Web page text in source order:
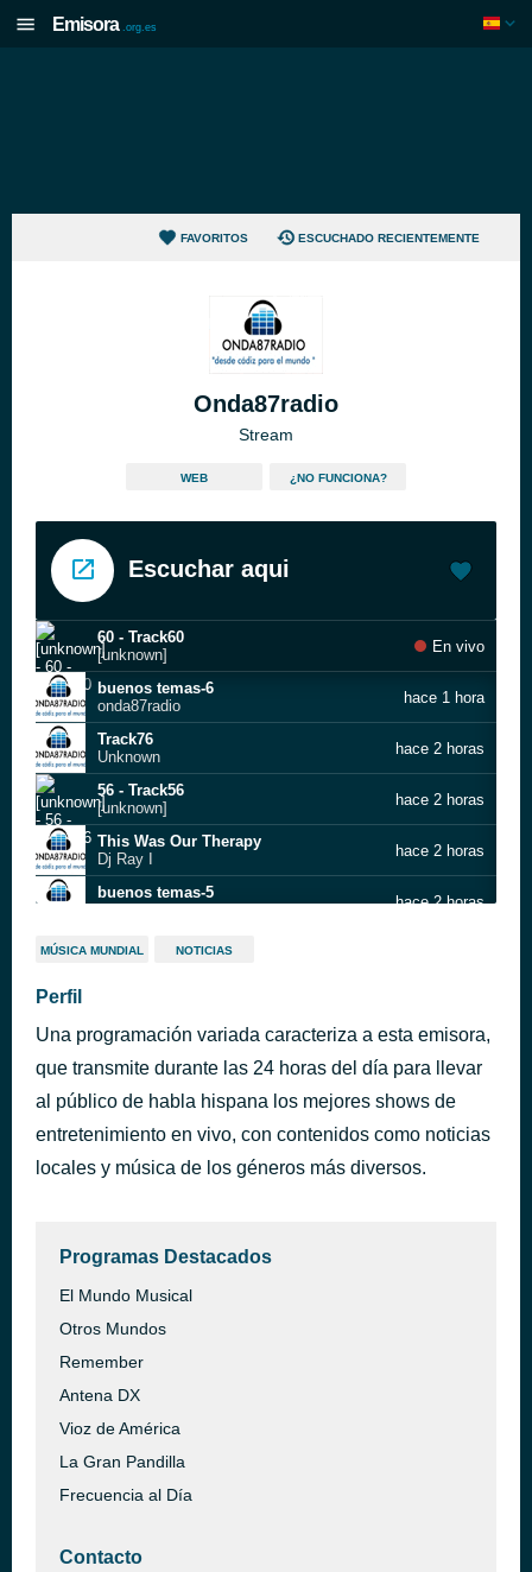
Emisora .org.es
FAVORITOS ESCUCHADO RECIENTEMENTE
Onda87radio
Stream
WEB ¿NO FUNCIONA?
Escuchar aqui
60 - Track60
[unknown]
En vivo
buenos temas-6
onda87radio
hace 1 hora
Track76
Unknown
hace 2 horas
56 - Track56
[unknown]
hace 2 horas
This Was Our Therapy
Dj Ray I
hace 2 horas
buenos temas-5
hace 2 horas
buenos temas-4
Destiny
ReyMod
buenos temas-2
hace 5 horas
MÚSICA MUNDIAL NOTICIAS
Perfil
Una programación variada caracteriza a esta emisora,
que transmite durante las 24 horas del día para llevar
al público de habla hispana los mejores shows de
entretenimiento en vivo, con contenidos como noticias
locales y música de los géneros más diversos.
Programas Destacados
El Mundo Musical
Otros Mundos
Remember
Antena DX
Vioz de América
La Gran Pandilla
Frecuencia al Día
Contacto